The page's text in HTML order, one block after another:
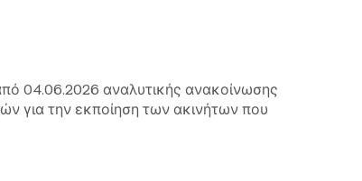
04.06.2026 αναλυτικής ανακοίνωσης
για την εκποίηση των ακινήτων που